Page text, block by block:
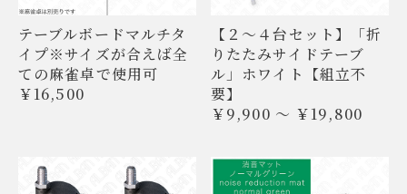
テーブルボードマルチタ
イプ※サイズが合えば全
ての麻雀卓で使用可
￥16,500
【２〜４台セット】「折
りたたみサイドテーブ
ル」ホワイト【組立不
要】
￥9,900 ～ ￥19,800